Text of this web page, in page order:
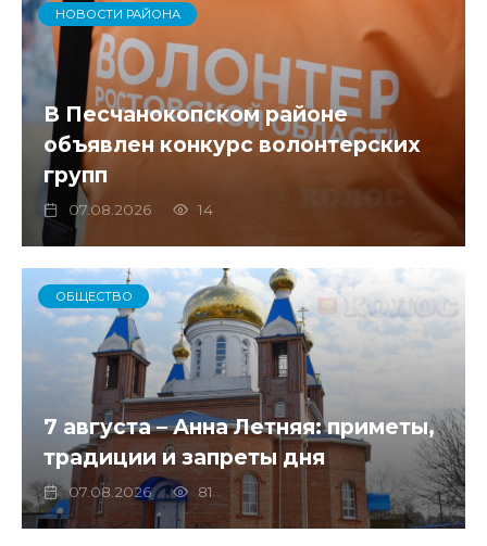
НОВОСТИ РАЙОНА
В Песчанокопском районе
объявлен конкурс волонтерских
групп
07.08.2026 14
ОБЩЕСТВО
7 августа – Анна Летняя: приметы,
традиции и запреты дня
07.08.2026 81